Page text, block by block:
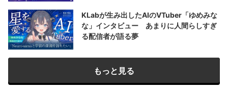
KLabが生み出したAIのVTuber「ゆめみな
な」インタビュー あまりに人間らしすぎ
る配信者が語る夢
もっと見る